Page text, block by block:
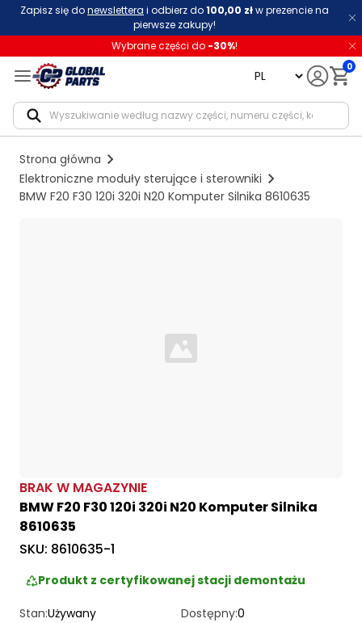
Zapisz się donewslettera i odbierz do100,00 złw prezencie na
pierwsze zakupy!
Wybrane części do -30%!
language 0
Strona główna
Elektroniczne moduły sterujące i sterowniki
BMW F20 F30 120i 320i N20 Komputer Silnika 8610635
Loading...
BRAK W MAGAZYNIE
BMW F20 F30 120i 320i N20 Komputer Silnika
8610635
SKU: 8610635-1
Produkt z certyfikowanej stacji demontażu
Stan:Używany Dostępny:0